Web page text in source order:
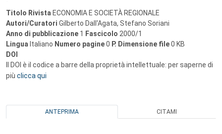
Titolo Rivista ECONOMIA E SOCIETÀ REGIONALE
Autori/Curatori Gilberto Dall'Agata, Stefano Soriani
Anno di pubblicazione 1 Fascicolo 2000/1
Lingua Italiano Numero pagine0 P. Dimensione file0 KB
DOI
Il DOI è il codice a barre della proprietà intellettuale: per saperne di
più clicca qui
ANTEPRIMA CITAMI